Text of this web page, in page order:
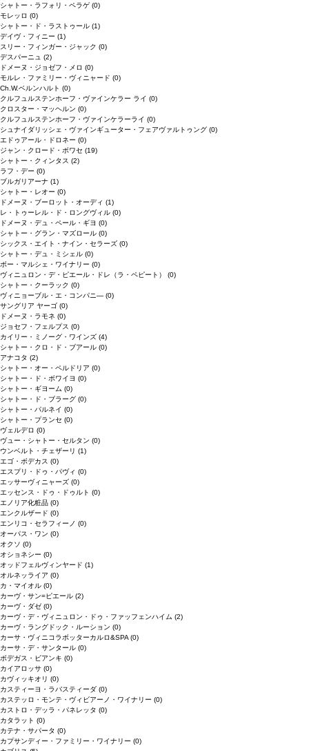
シャトー・ラフォリ・ペラゲ (0)
モレッロ (0)
シャトー・ド・ラストゥール (1)
デイヴ・フィニー (1)
スリー・フィンガー・ジャック (0)
デスパーニュ (2)
ドメーヌ・ジョゼフ・メロ (0)
モルレ・ファミリー・ヴィニャード (0)
Ch.W.ベルンハルト (0)
クルフュルステンホーフ・ヴァインケラー ライ (0)
クロスター・マッヘルン (0)
クルフュルステンホーフ・ヴァインケラーライ (0)
シュナイダリッシェ・ヴァインギューター・フェアヴァルトゥング (0)
エドゥアール・ドロネー (0)
ジャン・クロード・ボワセ (19)
シャトー・クィンタス (2)
ラフ・デー (0)
ブルガリアーナ (1)
シャトー・レオー (0)
ドメーヌ・ブーロット・オーディ (1)
レ・トゥーレル・ド・ロングヴィル (0)
ドメーヌ・デュ・ペール・ギヨ (0)
シャトー・グラン・マズロール (0)
シックス・エイト・ナイン・セラーズ (0)
シャトー・デュ・ミシェル (0)
ボー・マルシェ・ワイナリー (0)
ヴィニュロン・デ・ピエール・ドレ（ラ・ペピート） (0)
シャトー・クーラック (0)
ヴィニョーブル・エ・コンパニ― (0)
サングリア ヤーゴ (0)
ドメーヌ・ラモネ (0)
ジョセフ・フェルプス (0)
カイリー・ミノーグ・ワインズ (4)
シャトー・クロ・ド・ブアール (0)
アナコタ (2)
シャトー・オー・ペルドリア (0)
シャトー・ド・ボワイヨ (0)
シャトー・ギヨーム (0)
シャトー・ド・ブラーグ (0)
シャトー・パルネイ (0)
シャトー・プランセ (0)
ヴェルデロ (0)
ヴュー・シャトー・セルタン (0)
ウンベルト・チェザーリ (1)
エゴ・ボデカス (0)
エスプリ・ドゥ・パヴィ (0)
エッサーヴィニャーズ (0)
エッセンス・ドゥ・ドゥルト (0)
エノリア化粧品 (0)
エンクルザード (0)
エンリコ・セラフィーノ (0)
オーパス・ワン (0)
オクソ (0)
オショネシー (0)
オッドフェルヴィンヤード (1)
オルネッライア (0)
カ・マイオル (0)
カーヴ・サン=ピエール (2)
カーヴ・ダゼ (0)
カーヴ・デ・ヴィニュロン・ドゥ・ファッフェンハイム (2)
カーヴ・ラングドック・ルーション (0)
カーサ・ヴィニコラボッターカルロ&SPA (0)
カーサ・デ・サンタール (0)
ボデガス・ビアンキ (0)
カイアロッサ (0)
カヴィッキオリ (0)
カスティーヨ・ラバスティーダ (0)
カステッロ・モンテ・ヴィビアーノ・ワイナリー (0)
カストロ・デッラ・パネレッタ (0)
カタラット (0)
カテナ・サパータ (0)
カプサンディー・ファミリー・ワイナリー (0)